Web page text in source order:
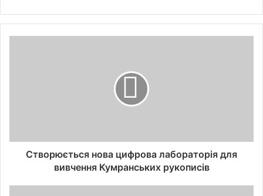
Створюється нова цифрова лабораторія для
вивчення Кумранських рукописів